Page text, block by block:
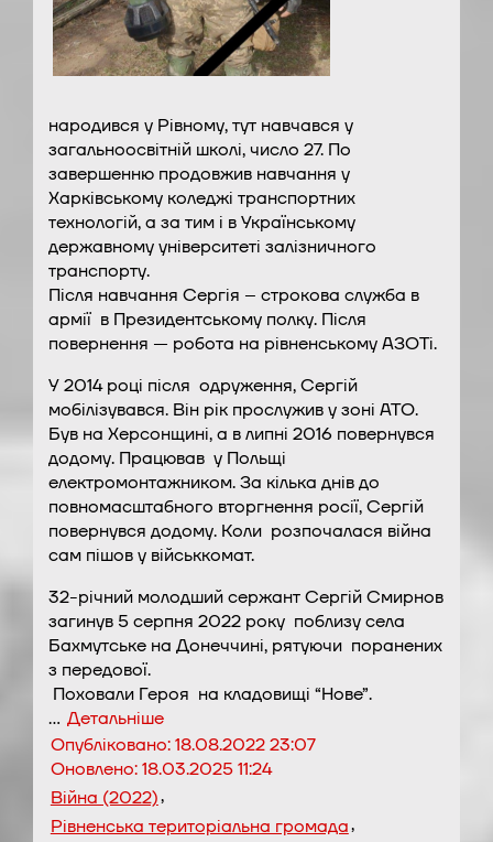
народився у Рівному, тут навчався у
загальноосвітній школі, число 27. По
завершенню продовжив навчання у
Харківському коледжі транспортних
технологій, а за тим і в Українському
державному університеті залізничного
транспорту.
Після навчання Сергія – строкова служба в
армії в Президентському полку. Після
повернення — робота на рівненському АЗОТі.
У 2014 році після одруження, Сергій
мобілізувався. Він рік прослужив у зоні АТО.
Був на Херсонщині, а в липні 2016 повернувся
додому. Працював у Польщі
електромонтажником.За кілька днів до
повномасштабного вторгнення росії, Сергій
повернувся додому. Коли розпочалася війна
сам пішов у військкомат.
32-річний молодший сержант Сергій Смирнов
загинув 5 серпня 2022 року поблизу села
Бахмутське на Донеччині, рятуючи поранених
з передової.
Поховали Героя на кладовищі “Нове”.
… Детальніше
Опубліковано:18.08.2022 23:07
Оновлено:18.03.2025 11:24
Війна (2022),
Рівненська територіальна громада,